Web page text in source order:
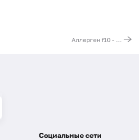
Аллерген f10 - кунжут, IgE
Социальные сети